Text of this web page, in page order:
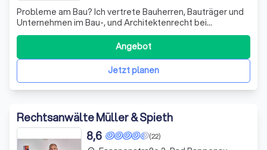
Probleme am Bau? Ich vertrete Bauherren, Bauträger und
Unternehmen im Bau-, und Architektenrecht bei
Baumängeln, Bauverzögerungen sowie Gewährleistungs-
und Vergütungsansprüchen
Jetzt planen
Angebot
Rechtsanwälte Müller & Spieth
(22)
8,6